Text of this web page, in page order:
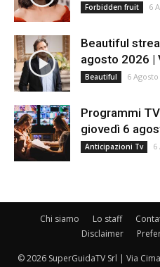
Forbidden fruit 6
Beautiful
agosto 2026 |
Beautiful 6
Programmi
giovedì 6
Anticipazioni Tv 6
Chi siamo Lo staff
Disclaimer
© 2026 SuperGuidaTV Srl | Via